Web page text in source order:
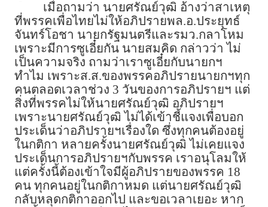
เมื่อถามว่า นายศรัณย์วุฒิ อ้างว่าสาเหตุ
ที่พรรคเพื่อไทยไม่ให้อภิปรายพล.อ.ประยุทธ์
จันทร์โอชา นายกรัฐมนตรีและรมว.กลาโหม
เพราะมีการซูเอี๋ยกัน นายสมคิด กล่าวว่า ไม่
เป็นความจริง ถามว่าเราซูเอี๋ยกับนายกฯ
ทำไม เพราะส.ส.ของพรรคอภิปรายนายกฯทุก
คนตลอดเวลาช่วง 3 วันของการอภิปรายฯ แต่
สิ่งที่พรรคไม่ให้นายศรัณย์วุฒิ อภิปรายฯ
เพราะนายศรัณย์วุฒิ ไม่ได้เข้าชี้แจงเพื่อบอก
ประเด็นว่าอภิปรายฯเรื่องใด ซึ่งทุกคนต้องอยู่
ในกติกา หลายครั้งนายศรัณย์วุฒิ ไม่เคยแจง
ประเด็นการอภิปรายฯกับพรรค เราอนุโลมให้
แต่ครั้งนี้ต้องเข้าใจมีผู้อภิปรายของพรรค 18
คน ทุกคนอยู่ในกติกาหมด แต่นายศรัณย์วุฒิ
กลับหลุดกติกาออกไป และขอเวลาเยอะ หาก